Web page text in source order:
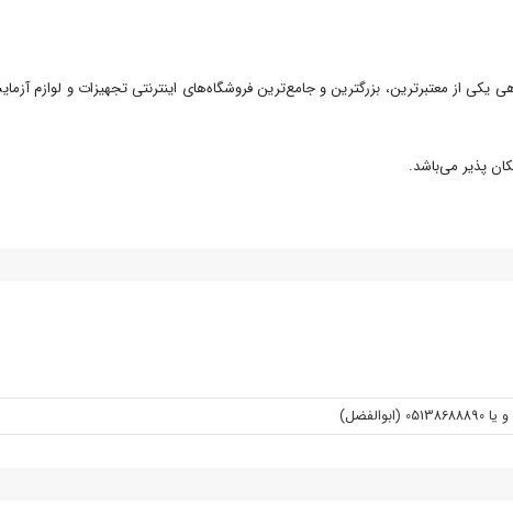
از معتبرترین، بزرگترین و جامع‌ترین فروشگاه‌های اینترنتی تجهیزات و لوازم
پذیر می‌باشد.